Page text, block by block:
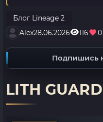
Блог Lineage 2
Alex28.06.2026 116 0
Подпишись
LITH GUARD